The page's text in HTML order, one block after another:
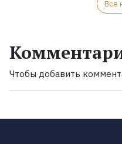
Все
Чтобы добавить